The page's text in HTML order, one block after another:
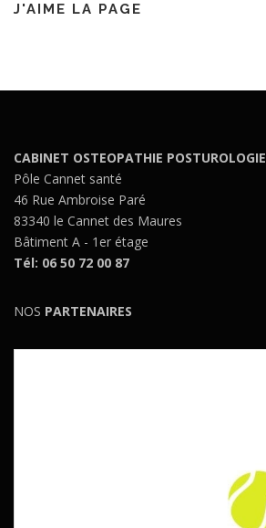
J'AIME LA PAGE
CABINET OSTEOPATHIE POSTUROLOGIE
Pôle Cannet santé
46 Rue Ambroise Paré
83340 le Cannet des Maures
Bâtiment A - 1er étage
Tél: 06 50 72 00 87
NOS PARTENAIRES